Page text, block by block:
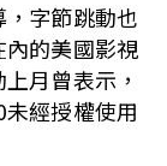
字節跳動也
的美國影視
月曾表示，
經授權使用